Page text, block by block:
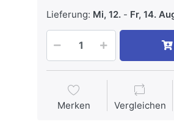
Lieferung: Mi, 12.- Fr, 14.
Merken Vergleichen